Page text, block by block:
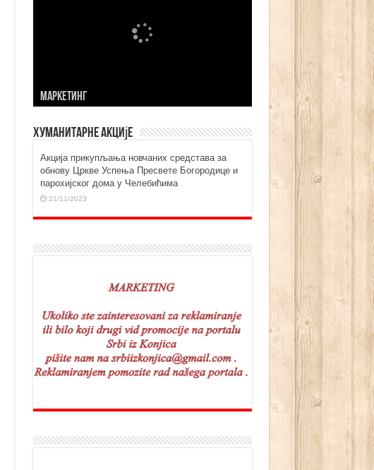
МАРKЕТИНГ
Хуманитарне акције
Aкција прикупљања новчаних средстава за
обнову Цркве Успења Пресвете Богородице и
парохијског дома у Челебићима
21/11/2023